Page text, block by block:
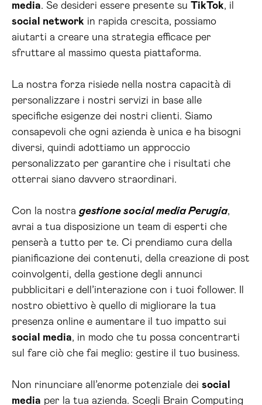
media. Se desideri essere presente su TikTok, il
social network in rapida crescita, possiamo
aiutarti a creare una strategia efficace per
sfruttare al massimo questa piattaforma.
La nostra forza risiede nella nostra capacità di
personalizzare i nostri servizi in base alle
specifiche esigenze dei nostri clienti. Siamo
consapevoli che ogni azienda è unica e ha bisogni
diversi, quindi adottiamo un approccio
personalizzato per garantire che i risultati che
otterrai siano davvero straordinari.
Con la nostra gestione social media Perugia,
avrai a tua disposizione un team di esperti che
penserà a tutto per te. Ci prendiamo cura della
pianificazione dei contenuti, della creazione di post
coinvolgenti, della gestione degli annunci
pubblicitari e dell’interazione con i tuoi follower. Il
nostro obiettivo è quello di migliorare la tua
presenza online e aumentare il tuo impatto sui
social media, in modo che tu possa concentrarti
sul fare ciò che fai meglio: gestire il tuo business.
Non rinunciare all’enorme potenziale dei social
media per la tua azienda. Scegli Brain Computing